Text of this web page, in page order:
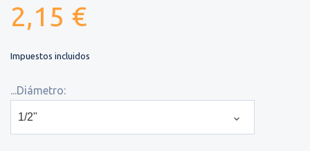
2,15 €
Impuestos incluidos
...Diámetro: